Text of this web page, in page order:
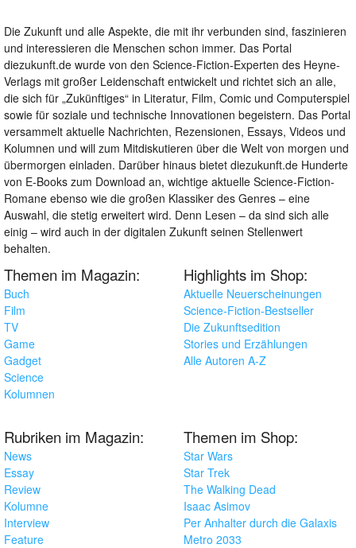
Die Zukunft und alle Aspekte, die mit ihr verbunden sind, faszinieren
und interessieren die Menschen schon immer. Das Portal
diezukunft.de wurde von den Science-Fiction-Experten des Heyne-
Verlags mit großer Leidenschaft entwickelt und richtet sich an alle,
die sich für „Zukünftiges“ in Literatur, Film, Comic und Computerspiel
sowie für soziale und technische Innovationen begeistern. Das Portal
versammelt aktuelle Nachrichten, Rezensionen, Essays, Videos und
Kolumnen und will zum Mitdiskutieren über die Welt von morgen und
übermorgen einladen. Darüber hinaus bietet diezukunft.de Hunderte
von E-Books zum Download an, wichtige aktuelle Science-Fiction-
Romane ebenso wie die großen Klassiker des Genres – eine
Auswahl, die stetig erweitert wird. Denn Lesen – da sind sich alle
einig – wird auch in der digitalen Zukunft seinen Stellenwert
behalten.
Themen im Magazin:
Buch
Film
TV
Game
Gadget
Science
Kolumnen
Highlights im Shop:
Aktuelle Neuerscheinungen
Science-Fiction-Bestseller
Die Zukunftsedition
Stories und Erzählungen
Alle Autoren A-Z
Rubriken im Magazin:
News
Essay
Review
Kolumne
Interview
Feature
Themen im Shop:
Star Wars
Star Trek
The Walking Dead
Isaac Asimov
Per Anhalter durch die Galaxis
Metro 2033